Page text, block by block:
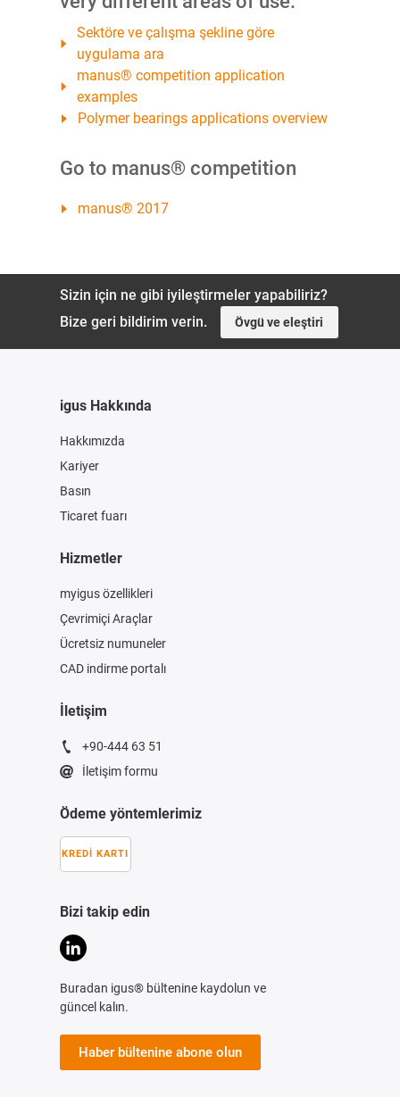
Sektöre ve çalışma şekline göre
uygulama ara
manus® competition application
examples
Polymer bearings applications overview
Go to manus® competition
manus® 2017
Sizin için ne gibi iyileştirmeler yapabiliriz?
Bize geri bildirim verin.
Övgü ve eleştiri
igus Hakkında
Hakkımızda
Kariyer
Basın
Ticaret fuarı
Hizmetler
myigus özellikleri
Çevrimiçi Araçlar
Ücretsiz numuneler
CAD indirme portalı
İletişim
+90-444 63 51
İletişim formu
Ödeme yöntemlerimiz
KREDI KARTI
Bizi takip edin
Buradan igus® bültenine kaydolun ve
güncel kalın.
Haber bültenine abone olun